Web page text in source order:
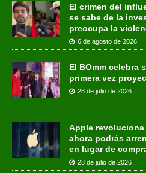
El crimen del
se sabe de la
preocupa la
6 de agosto de 2026
El BOmm celebra
primera vez
28 de julio de 2026
Apple
ahora podrás
en lugar de
28 de julio de 2026